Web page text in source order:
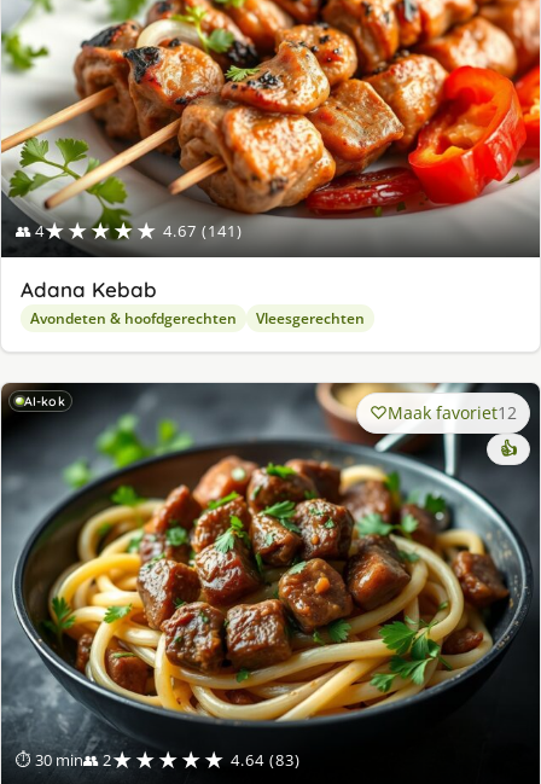
👥 4★★★★★ 4.67 (141)
Adana Kebab
Avondeten & hoofdgerechten Vleesgerechten
AI-kok
⏱ 30 min👥 2★★★★★ 4.64 (83)
Maak favoriet12
👍